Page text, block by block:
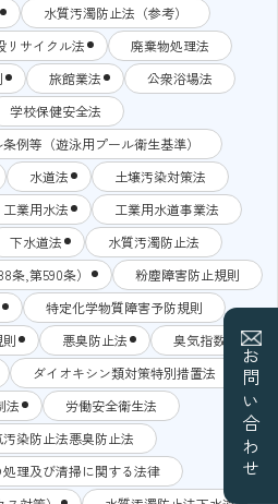
お問い合わせ
水質汚濁防止法（参考）
リサイクル法
廃棄物処理法
旅館業法
公衆浴場法
学校保健安全法
例等（遊泳用プール衛生基準）
水道法
土壌汚染対策法
工業用水法
工業用水道事業法
下水道法
水質汚濁防止法
条,第590条）
粉塵障害防止規則
特定化学物質障害予防規則
悪臭防止法
臭気指数
ダイオキシン類対策特別措置法
法
労働安全衛生法
染防止法悪臭防止法
理及び清掃に関する法律